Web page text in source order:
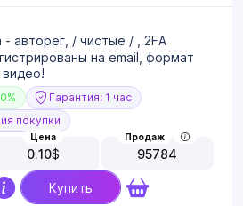
- авторег, / чистые / , 2FA
на email, формат
0%
Гарантия: 1 час
покупки
Цена
0.10$
Продаж
95784
Купить